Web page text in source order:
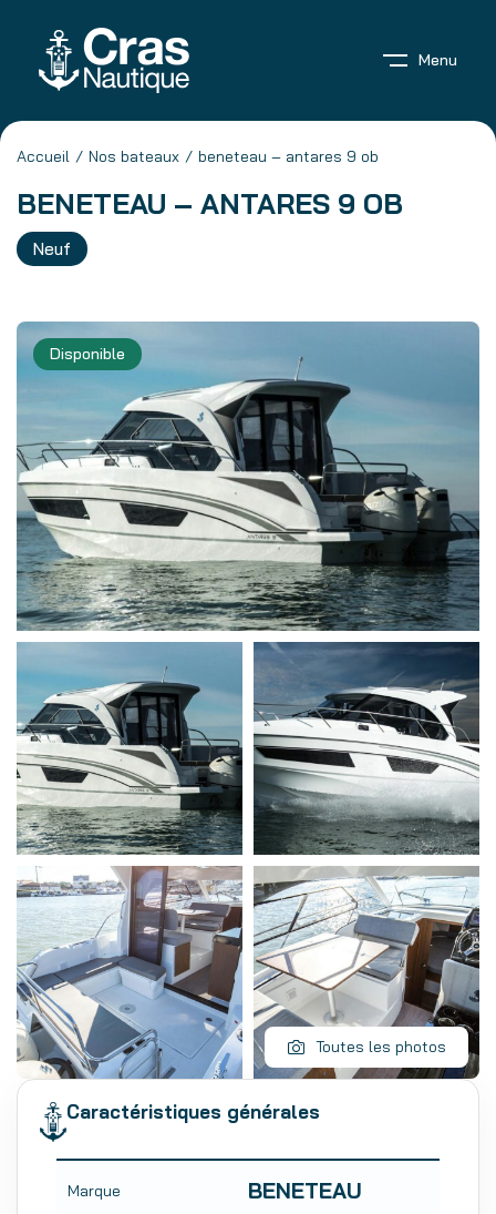
Menu
Accueil Nos bateaux beneteau – antares 9 ob
BENETEAU – ANTARES 9 OB
Neuf
Disponible
Toutes les photos
Caractéristiques générales
Marque BENETEAU